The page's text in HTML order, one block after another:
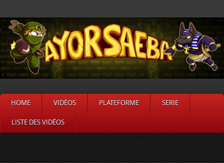
HOME VIDÉOS PLATEFORME SERIE
LISTE DES VIDÉOS